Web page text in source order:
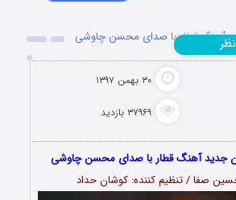
آهنگ قطار با صدای محسن چاوشی
۳۰ بهمن ۱۳۹۷
۳۷۹۶۹ بازدید
نظر
جدید آهنگ قطار با صدای محسن چاوشی
صفا / تنظیم کننده: کوشان حداد